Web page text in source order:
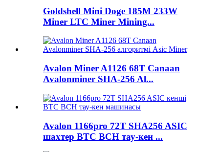
Goldshell Mini Doge 185M 233W
Miner LTC Miner Mining...
Avalon Miner A1126 68T Canaan
Avalonminer SHA-256 Al...
Avalon 1166pro 72T SHA256 ASIC
шахтер BTC BCH тау-кен ...